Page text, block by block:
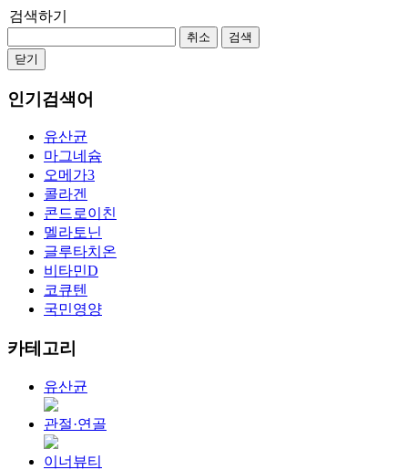
검색하기
취소
검색
닫기
인기검색어
유산균
마그네슘
오메가3
콜라겐
콘드로이친
멜라토닌
글루타치온
비타민D
코큐텐
국민영양
카테고리
유산균
관절·연골
이너뷰티